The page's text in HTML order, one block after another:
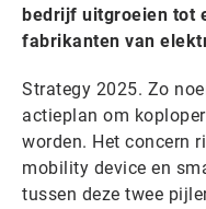
bedrijf uitgroeien tot
fabrikanten van
Strategy 2025. Zo
actieplan om
worden. Het concern
mobility device en
tussen deze twee